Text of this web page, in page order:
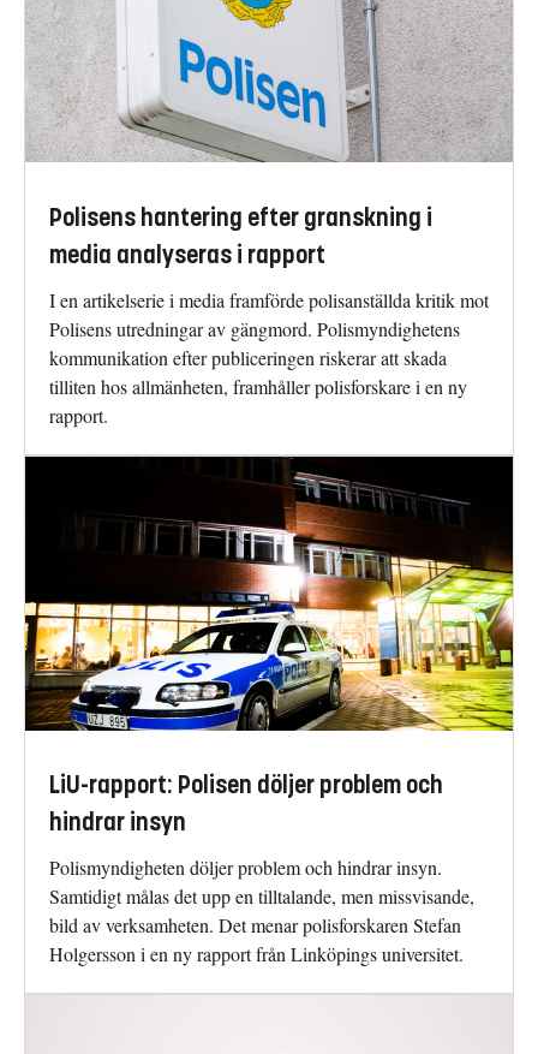
Polisens hantering efter granskning i
media analyseras i rapport
I en artikelserie i media framförde polisanställda kritik mot
Polisens utredningar av gängmord. Polismyndighetens
kommunikation efter publiceringen riskerar att skada
tilliten hos allmänheten, framhåller polisforskare i en ny
rapport.
LiU-rapport: Polisen döljer problem och
hindrar insyn
Polismyndigheten döljer problem och hindrar insyn.
Samtidigt målas det upp en tilltalande, men missvisande,
bild av verksamheten. Det menar polisforskaren Stefan
Holgersson i en ny rapport från Linköpings universitet.